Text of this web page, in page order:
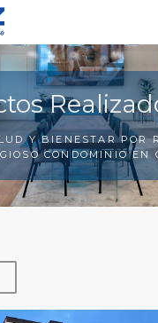
Y BIENESTAR POR
CONDOMINIO EN